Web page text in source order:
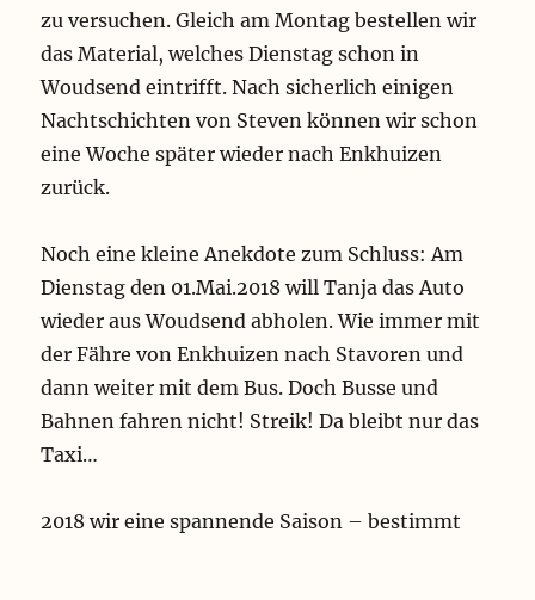
zu versuchen. Gleich am Montag bestellen wir
das Material, welches Dienstag schon in
Woudsend eintrifft. Nach sicherlich einigen
Nachtschichten von Steven können wir schon
eine Woche später wieder nach Enkhuizen
zurück.
Noch eine kleine Anekdote zum Schluss: Am
Dienstag den 01.Mai.2018 will Tanja das Auto
wieder aus Woudsend abholen. Wie immer mit
der Fähre von Enkhuizen nach Stavoren und
dann weiter mit dem Bus. Doch Busse und
Bahnen fahren nicht! Streik! Da bleibt nur das
Taxi…
2018 wir eine spannende Saison – bestimmt